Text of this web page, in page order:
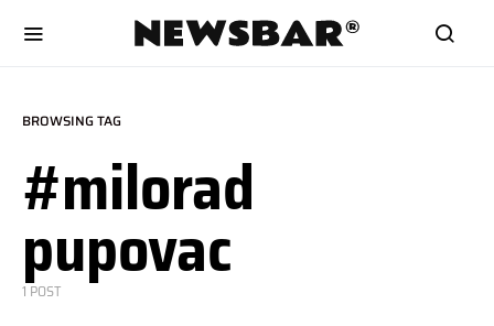
BROWSING TAG
#milorad
pupovac
1 POST